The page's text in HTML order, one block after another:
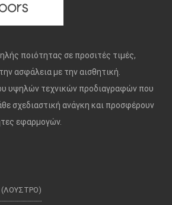
ποιότητας σε προσιτές τιμές,
ασφάλεια με την αισθητική.
υψηλών τεχνικών προδιαγραφών που
σχεδιαστική ανάγκη και προσφέρουν
εφαρμογών.